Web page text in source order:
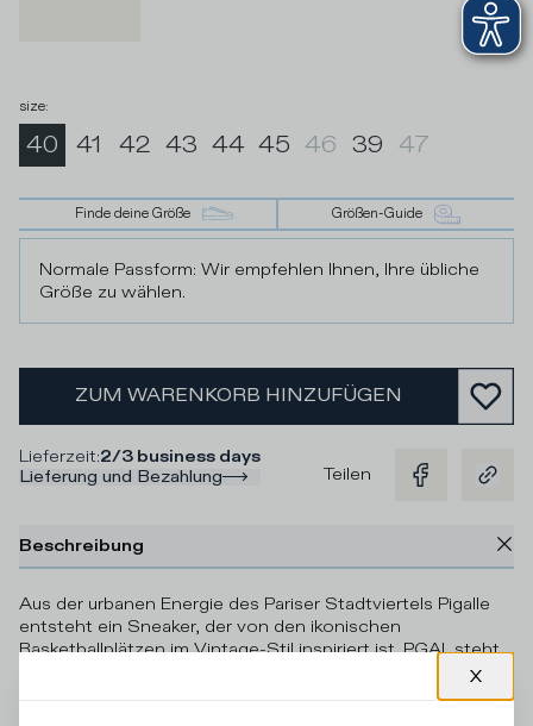
size:
40 41 42 43 44 45 46 39 47
Finde deine Größe Größen-Guide
Normale Passform: Wir empfehlen Ihnen, Ihre übliche
Größe zu wählen.
ZUM WARENKORB HINZUFÜGEN
Lieferzeit:2/3 business days
Lieferung und Bezahlung
Teilen
Beschreibung
Aus der urbanen Energie des Pariser Stadtviertels Pigalle
entsteht ein Sneaker, der von den ikonischen
Basketballplätzen im Vintage-Stil inspiriert ist. PGAL steht
für maximalen Komfort und Coolness in dieser Version mit
Kratzern für einen Vintage-Effekt, aus glattem weißem